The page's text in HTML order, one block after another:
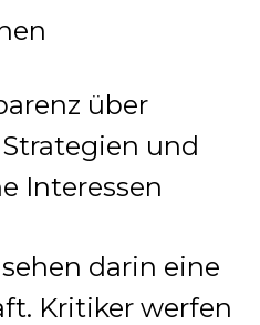
über
und
Interessen
darin eine
Kritiker werfen